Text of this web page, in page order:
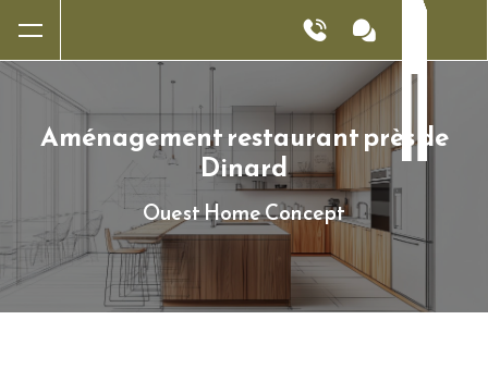
Aménagement restaurant près de
Dinard
Ouest Home Concept